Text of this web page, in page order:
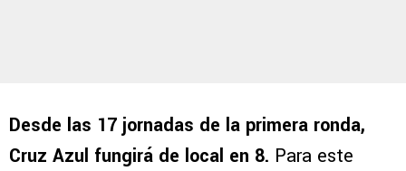
Desde las 17 jornadas de la primera ronda,
Cruz Azul fungirá de local en 8. Para este